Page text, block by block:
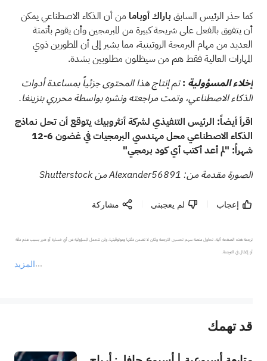
كما حذر الرئيس السابق باراك أوباما من أن الذكاء الاصطناعي يمكن
أن يتفوق بالفعل على شريحة كبيرة من المبرمجينوأن يقوم بأتمتة
العديد من مهام البرمجة الروتينية، مما يشير إلى أن المطورين ذوي
المهارات العالية فقط هم من سيظلون مطلوبين بشدة.
إخلاء المسؤولية : تم إنتاج هذا المحتوى جزئياً بمساعدة أدوات
الذكاء الاصطناعي، وتمت مراجعته ونشره بواسطة محرري بنزينغا.
اقرأ أيضاً: الرئيس التنفيذي لشركة أنثروبيك يتوقع أن تحل نماذج
الذكاء الاصطناعي محل مهندسي البرمجيات في غضون 6-12
شهراً: "لم أعد أكتب أي كود برمجي"
الصورة مقدمة من: Alexander56891 من Shutterstock
إعجاب لم يعجبنى مشاركة
المزيد
ترجمة هذه الصفحة آلية. تحاول منصة سهم تحسين الترجمة ولكن لا تضمن دقتها وموثوقيتها، ولن تتحمل المسؤولية عن أي خسارة أو ضرر بسبب عدم دقة
أو إغفال في الترجمة.
عند الضرورة، يرجى استشارة مستشار استثمار محترف. لا تقدم منصة سهم أي مشورة استثمارية، ولا تقدم أي التزامات أو ضمانات.
قد تهمك